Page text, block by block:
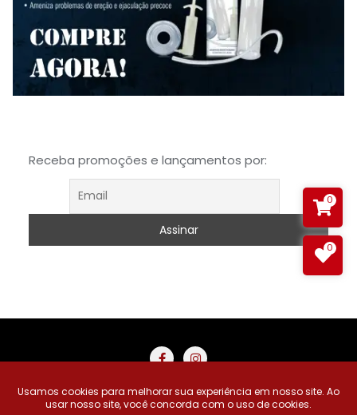
Receba promoções e lançamentos por:
Buscar Produtos Carrinho
Minha Conta
0
0